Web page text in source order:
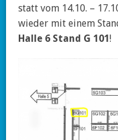
statt vom 14.10. –
wieder mit einem
Halle 6 Stand G 101!